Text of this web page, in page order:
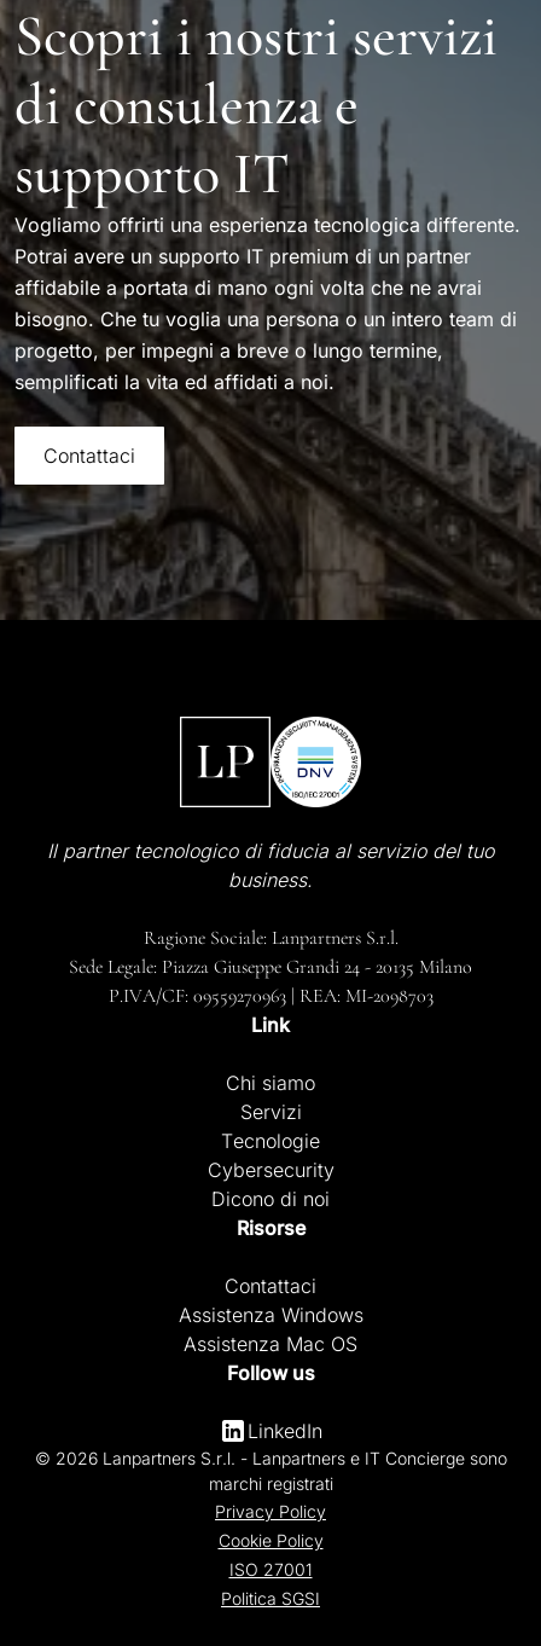
Scopri i nostri servizi
di consulenza e
supporto IT
Vogliamo offrirti una esperienza tecnologica differente.
Potrai avere un supporto IT premium di un partner
affidabile a portata di mano ogni volta che ne avrai
bisogno. Che tu voglia una persona o un intero team di
progetto, per impegni a breve o lungo termine,
semplificati la vita ed affidati a noi.
Contattaci
Il partner tecnologico di fiducia al servizio del tuo
business.
Ragione Sociale: Lanpartners S.r.l.
Sede Legale: Piazza Giuseppe Grandi 24 - 20135 Milano
P.IVA/CF: 09559270963 | REA: MI-2098703
Link
Chi siamo
Servizi
Tecnologie
Cybersecurity
Dicono di noi
Risorse
Contattaci
Assistenza Windows
Assistenza Mac OS
Follow us
LinkedIn
© 2026 Lanpartners S.r.l. - Lanpartners e IT Concierge sono
marchi registrati
Privacy Policy
Cookie Policy
ISO 27001
Politica SGSI